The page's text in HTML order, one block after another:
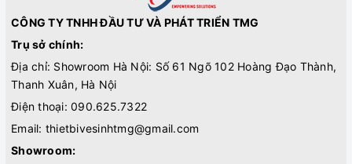
CÔNG TY TNHH ĐẦU TƯ VÀ PHÁT TRIỂN TMG
Trụ sở chính:
Địa chỉ: Showroom Hà Nội: Số 61 Ngõ 102 Hoàng Đạo Thành,
Thanh Xuân, Hà Nội
Điện thoại: 090.625.7322
Email: thietbivesinhtmg@gmail.com
Showroom: